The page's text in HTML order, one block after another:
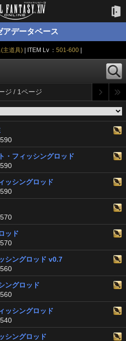
アデータベース
主道具) | ITEM Lv ：501-600
ジ / 1ページ
590
・フィッシングロッド
590
ッシングロッド
590
570
ッド
570
シングロッド v0.7
560
ングロッド
560
ッシングロッド
540
シングロッド